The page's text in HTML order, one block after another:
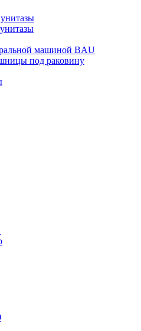
машиной BAU
под раковину